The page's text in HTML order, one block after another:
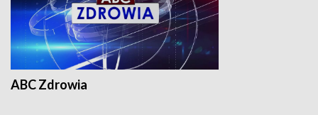
ABC Zdrowia